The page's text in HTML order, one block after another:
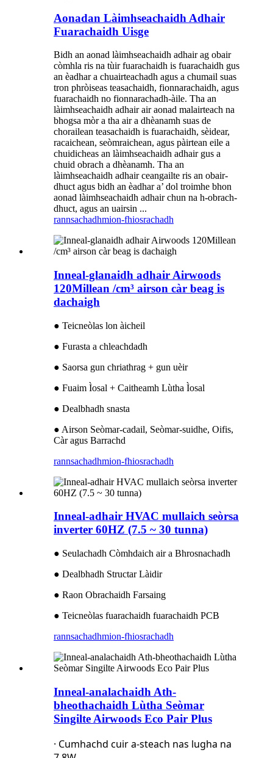
Aonadan Làimhseachaidh Adhair
Fuarachaidh Uisge
Bidh an aonad làimhseachaidh adhair ag obair
còmhla ris na tùir fuarachaidh is fuarachaidh gus
an èadhar a chuairteachadh agus a chumail suas
tron ​​phròiseas teasachaidh, fionnarachaidh, agus
fuarachaidh no fionnarachadh-àile. Tha an
làimhseachaidh adhair air aonad malairteach na
bhogsa mòr a tha air a dhèanamh suas de
chorailean teasachaidh is fuarachaidh, sèidear,
racaichean, seòmraichean, agus pàirtean eile a
chuidicheas an làimhseachaidh adhair gus a
chuid obrach a dhèanamh. Tha an
làimhseachaidh adhair ceangailte ris an obair-
dhuct agus bidh an èadhar a’ dol troimhe bhon
aonad làimhseachaidh adhair chun na h-obrach-
dhuct, agus an uairsin ...
rannsachadhmion-fhiosrachadh
Inneal-glanaidh adhair Airwoods
120Millean /cm³ airson càr beag is
dachaigh
● Teicneòlas lon àicheil
● Furasta a chleachdadh
● Saorsa gun chriathrag + gun uèir
● Fuaim Ìosal + Caitheamh Lùtha Ìosal
● Dealbhadh snasta
● Airson Seòmar-cadail, Seòmar-suidhe, Oifis,
Càr agus Barrachd
rannsachadhmion-fhiosrachadh
Inneal-adhair HVAC mullaich seòrsa
inverter 60HZ (7.5 ~ 30 tunna)
● Seulachadh Còmhdaich air a Bhrosnachadh
● Dealbhadh Structar Làidir
● Raon Obrachaidh Farsaing
● Teicneòlas fuarachaidh fuarachaidh PCB
rannsachadhmion-fhiosrachadh
Inneal-analachaidh Ath-
bheothachaidh Lùtha Seòmar
Singilte Airwoods Eco Pair Plus
· Cumhachd cuir a-steach nas lugha na